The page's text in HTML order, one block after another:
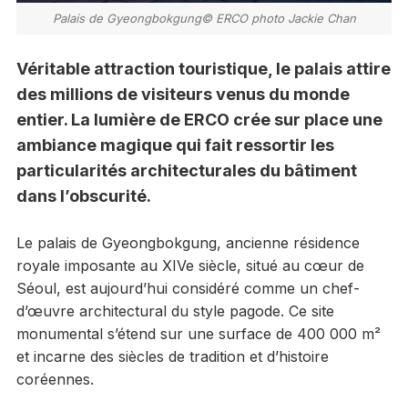
Palais de Gyeongbokgung© ERCO photo Jackie Chan
Véritable attraction touristique, le palais attire
des millions de visiteurs venus du monde
entier. La lumière de ERCO crée sur place une
ambiance magique qui fait ressortir les
particularités architecturales du bâtiment
dans l’obscurité.
Le palais de Gyeongbokgung, ancienne résidence
royale imposante au XIVe siècle, situé au cœur de
Séoul, est aujourd’hui considéré comme un chef-
d’œuvre architectural du style pagode. Ce site
monumental s’étend sur une surface de 400 000 m²
et incarne des siècles de tradition et d’histoire
coréennes.